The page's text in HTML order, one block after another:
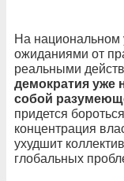
На
ожиданиями от
реальными
демократия уже
собой
придется
концентрация
ухудшит
глобальных